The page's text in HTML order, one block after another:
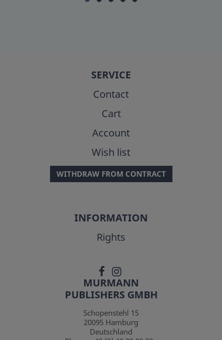
SERVICE
Contact
Cart
Account
Wish list
WITHDRAW FROM CONTRACT
INFORMATION
Rights
MURMANN
PUBLISHERS GMBH
Schopenstehl 15
20095 Hamburg
Deutschland